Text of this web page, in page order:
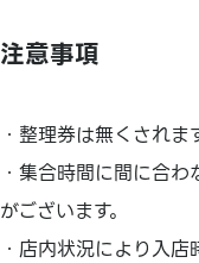
注意事項
・整理券は無くされま
・集合時間に間に合
がございます。
・店内状況により入